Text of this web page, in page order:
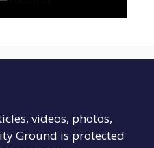
videos, photos,
Ground is protected